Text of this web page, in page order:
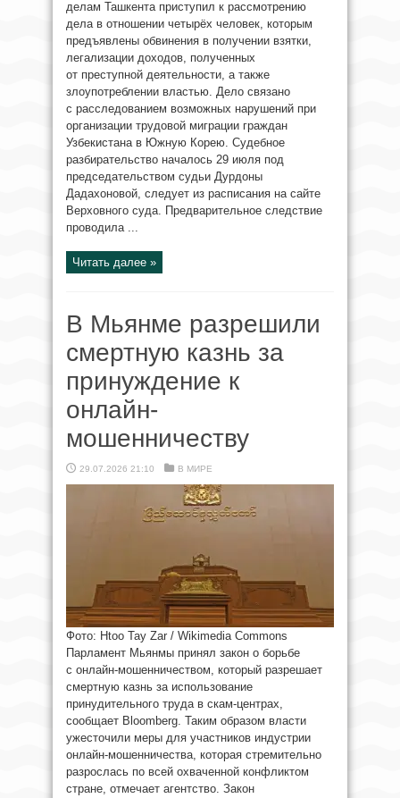
делам Ташкента приступил к рассмотрению
дела в отношении четырёх человек, которым
предъявлены обвинения в получении взятки,
легализации доходов, полученных
от преступной деятельности, а также
злоупотреблении властью. Дело связано
с расследованием возможных нарушений при
организации трудовой миграции граждан
Узбекистана в Южную Корею. Судебное
разбирательство началось 29 июля под
председательством судьи Дурдоны
Дадахоновой, следует из расписания на сайте
Верховного суда. Предварительное следствие
проводила ...
Читать далее »
В Мьянме разрешили
смертную казнь за
принуждение к
онлайн-
мошенничеству
29.07.2026 21:10 В МИРЕ
Фото: Htoo Tay Zar / Wikimedia Commons
Парламент Мьянмы принял закон о борьбе
с онлайн-мошенничеством, который разрешает
смертную казнь за использование
принудительного труда в скам-центрах,
сообщает Bloomberg. Таким образом власти
ужесточили меры для участников индустрии
онлайн-мошенничества, которая стремительно
разрослась по всей охваченной конфликтом
стране, отмечает агентство. Закон